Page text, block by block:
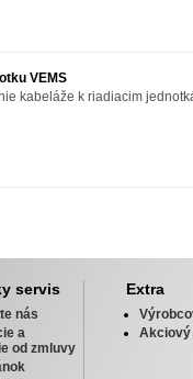
VEMS
kabeláže k riadiacim
servis
nás
a
od zmluvy
Extra